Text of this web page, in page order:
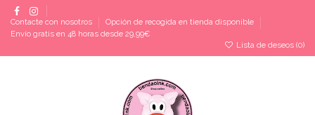
Contacte con nosotros
Opción de recogida en tienda disponible
Envío gratis en 48 horas desde 29,99€
Lista de deseos (0)